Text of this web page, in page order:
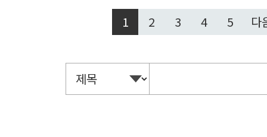
1 2 3 4 5 다